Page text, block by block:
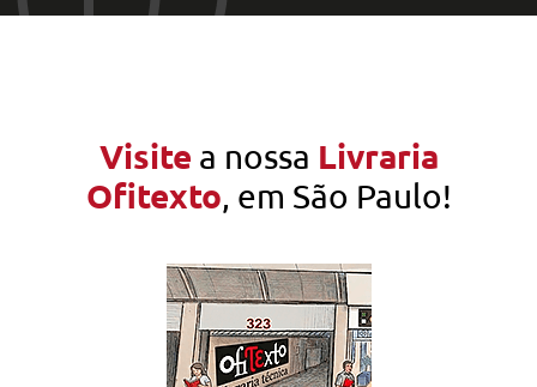
Visite a nossa Livraria
Ofitexto, em São Paulo!